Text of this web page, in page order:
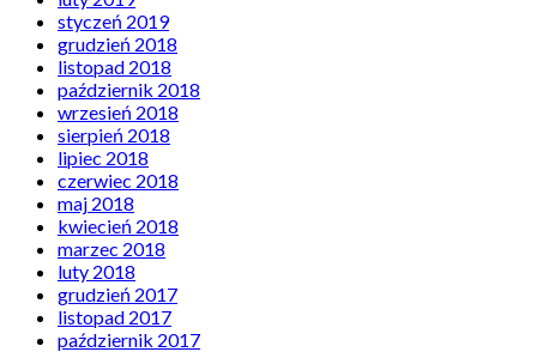
styczeń 2019
grudzień 2018
listopad 2018
październik 2018
wrzesień 2018
sierpień 2018
lipiec 2018
czerwiec 2018
maj 2018
kwiecień 2018
marzec 2018
luty 2018
grudzień 2017
listopad 2017
październik 2017